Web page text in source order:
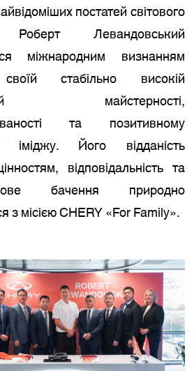
постатей світового
Роберт Левандовський
міжнародним визнанням
стабільно високій
майстерності,
та позитивному
іміджу. Його відданість
відповідальність та
бачення природно
з місією CHERY «For Family».